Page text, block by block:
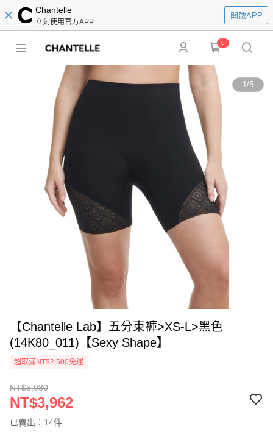
Chantelle
立刻使用官方APP
開啟APP
0
1/5
【Chantelle Lab】五分束褲>XS-L>黑色
(14K80_011)【Sexy Shape】
超取滿NT$2,500免運
NT$5,080
NT$3,962
已賣出：14件